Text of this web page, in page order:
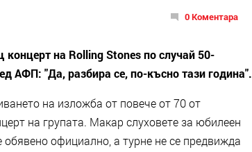
0 Коментара
на Rolling Stones по случай 50-
АФП: "Да, разбира се, по-късно тази година".
на изложба от повече от 70 от
на групата. Макар слуховете за юбилеен
обявено официално, а турне не се предвижда